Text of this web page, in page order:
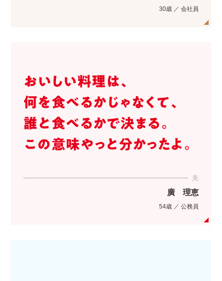
30歳 ／ 会社員
夫
廣 理恵
54歳 ／ 公務員